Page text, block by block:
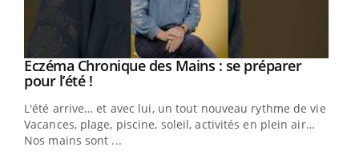
Youtube
Eczéma Chronique des Mains : se préparer
pour l’été !Youtube
L'été arrive… et avec lui, un tout nouveau rythme de vie !
Vacances, plage, piscine, soleil, activités en plein air…
Nos mains sont ...